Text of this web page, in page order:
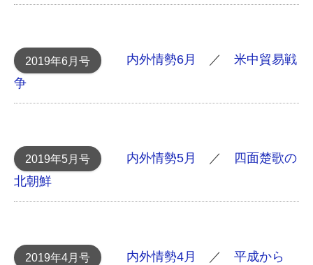
2019年6月号 内外情勢6月 ／ 米中貿易戦
争
2019年5月号 内外情勢5月 ／
四面楚歌の
北朝鮮
2019年4月号 内外情勢4月 ／ 平成から